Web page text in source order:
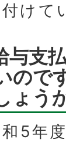
けて
与支
ので
ょう
5年